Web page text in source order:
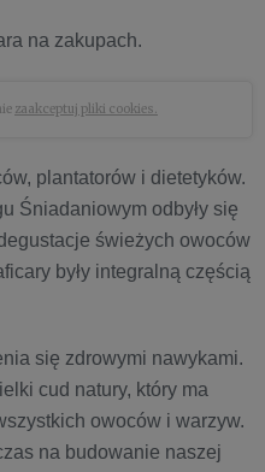
na zakupach.
zaakceptuj pliki cookies.
plantatorów i dietetyków.
Śniadaniowym odbyły się
świeżych owoców
były integralną częścią
się zdrowymi nawykami.
cud natury, który ma
owoców i warzyw.
na budowanie naszej